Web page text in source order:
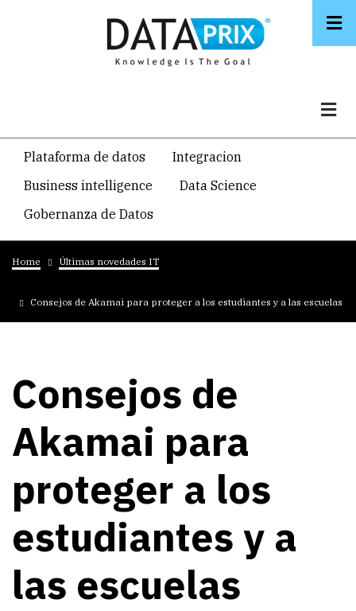
Navegacion
temática
principal
Plataforma de datos
Integracion
Business intelligence
Data Science
Gobernanza de Datos
Breadcrumb
Home Últimas novedades IT
Consejos de Akamai para proteger a los estudiantes y a las escuelas
Consejos de
Akamai para
proteger a los
estudiantes y a
las escuelas